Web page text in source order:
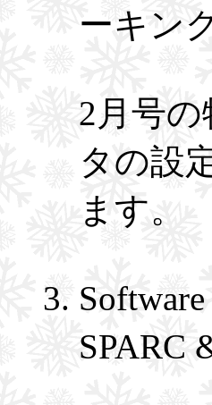
ーキン
2月号
タの設
ます。
SPARC